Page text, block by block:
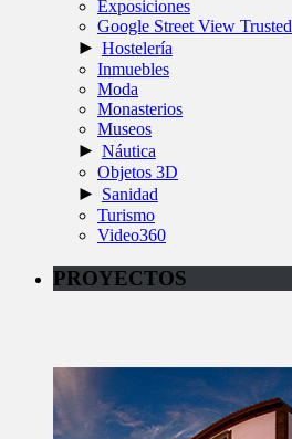
Exposiciones
Google Street View Trusted
► Hostelería
Inmuebles
Moda
Monasterios
Museos
► Náutica
Objetos 3D
► Sanidad
Turismo
Video360
PROYECTOS